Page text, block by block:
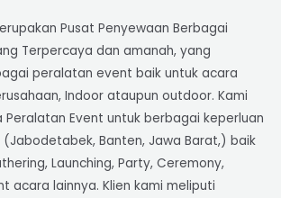
Pusat Penyewaan Berbagai
Terpercaya dan amanah, yang
peralatan event baik untuk acara
Indoor ataupun outdoor. Kami
Peralatan Event untuk berbagai keperluan
(Jabodetabek, Banten, Jawa Barat,) baik
Launching, Party, Ceremony,
acara lainnya. Klien kami meliputi